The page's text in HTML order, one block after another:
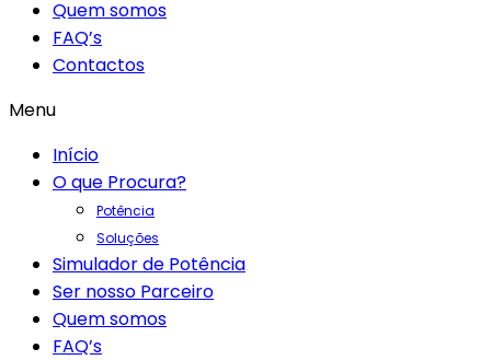
Quem somos
FAQ’s
Contactos
Menu
Início
O que Procura?
Potência
Soluções
Simulador de Potência
Ser nosso Parceiro
Quem somos
FAQ’s